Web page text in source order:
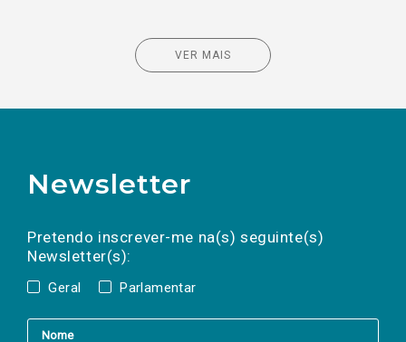
VER MAIS
Newsletter
Pretendo inscrever-me na(s) seguinte(s)
Newsletter(s):
Geral Parlamentar
a(s) newsletter(s).
mail